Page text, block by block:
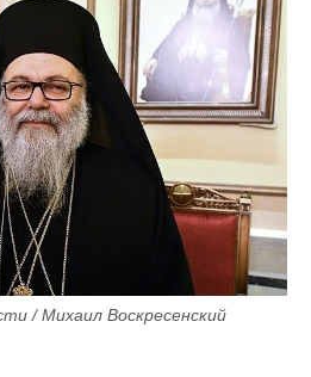
/ Михаил Воскресенский